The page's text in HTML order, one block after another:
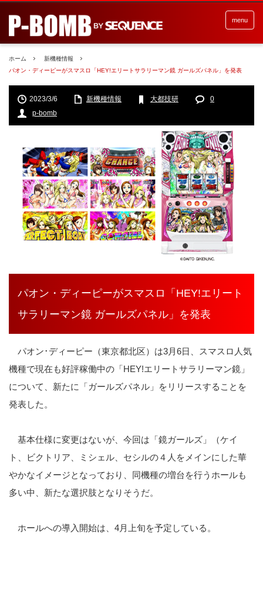
menu
ホーム
新機種情報
パオン・ディーピーがスマスロ「HEY!エリートサラリーマン鏡 ガールズパネル」を発表
2023/3/6 新機種情報 大都技研
0
p-bomb
パオン・ディーピーがスマスロ「HEY!エリート
サラリーマン鏡 ガールズパネル」を発表
パオン･ディーピー（東京都北区）は3月6日、スマスロ人気
機種で現在も好評稼働中の「HEY!エリートサラリーマン鏡」
について、新たに「ガールズパネル」をリリースすることを
発表した。
基本仕様に変更はないが、今回は「鏡ガールズ」（ケイ
ト、ビクトリア、ミシェル、セシルの４人をメインにした華
やかなイメージとなっており、同機種の増台を行うホールも
多い中、新たな選択肢となりそうだ。
ホールへの導入開始は、4月上旬を予定している。